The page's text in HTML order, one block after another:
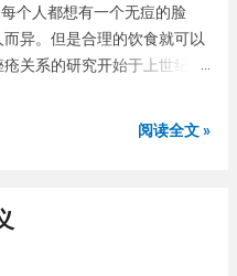
个人都想有一个无痘的脸
异。但是合理的饮食就可以
关系的研究开始于上世纪60
时又控制饮食可以使治疗方
什么或者不吃什么就很重
物。这里的油脂是指饱合脂
阅读全文 »